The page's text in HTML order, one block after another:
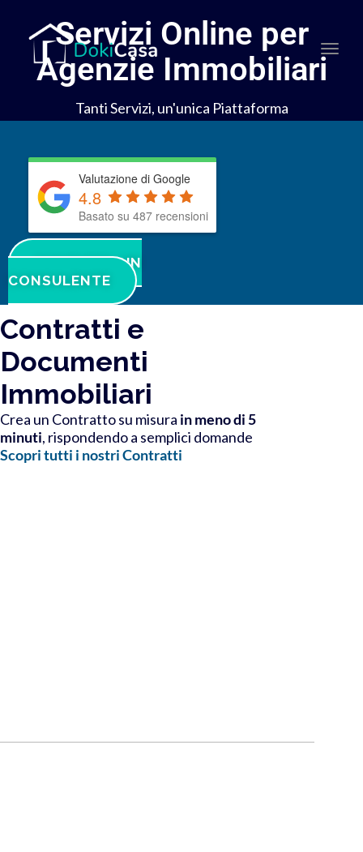
Servizi Online per
Agenzie Immobiliari
Tanti Servizi, un'unica Piattaforma
Valutazione di Google
4.8
Basato su 487 recensioni
CONTATTA UN
CONSULENTE
Contratti e
Documenti
Immobiliari
Crea un Contratto su misura in meno di 5
minuti, rispondendo a semplici domande
Scopri tutti i nostri Contratti